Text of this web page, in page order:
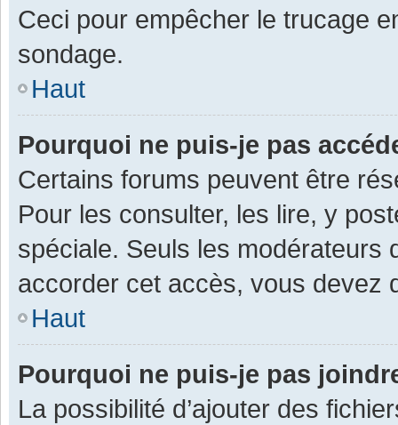
Ceci pour empêcher le trucage
sondage.
Haut
Pourquoi ne puis-je pas
Certains forums peuvent être
Pour les consulter, les lire, y
spéciale. Seuls les modérateurs
accorder cet accès, vous devez
Haut
Pourquoi ne puis-je pas
La possibilité d’ajouter des